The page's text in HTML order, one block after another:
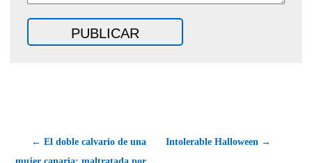
← El doble calvario de una
Intolerable Halloween →